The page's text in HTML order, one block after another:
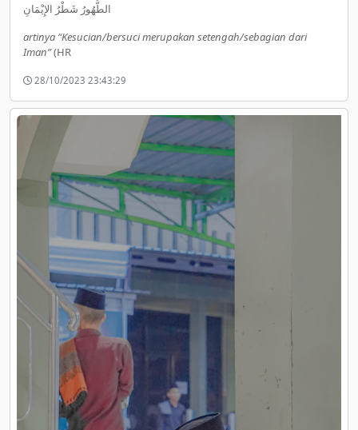
الطُّهُورُ شَطْرُ الإِيْمَانِ
artinya “Kesucian/bersuci merupakan setengah/sebagian dari
Iman”(HR
28/10/2023 23:43:29